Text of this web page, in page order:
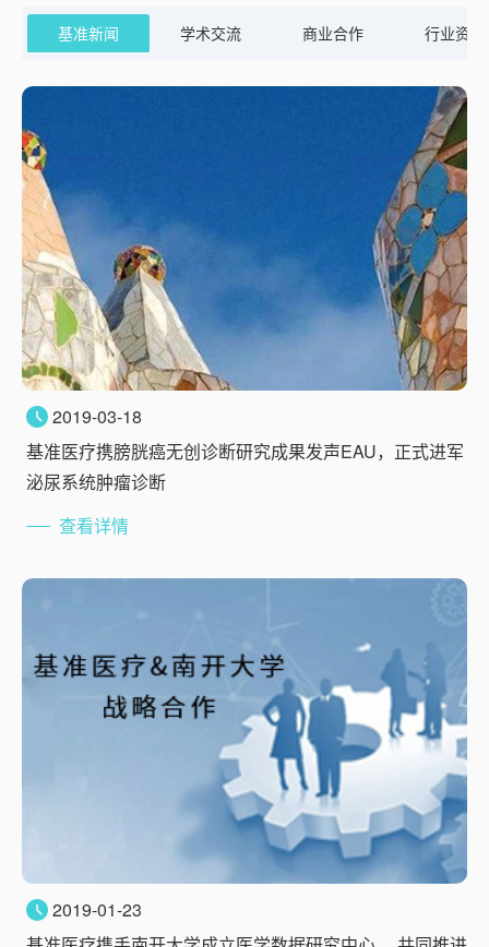
基准新闻 学术交流 商业合作 行业资讯
2019-03-18
基准医疗携膀胱癌无创诊断研究成果发声EAU，正式进军
泌尿系统肿瘤诊断
查看详情
2019-01-23